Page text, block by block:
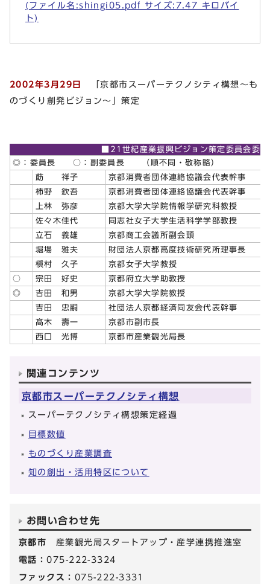
(ファイル名:shingi05.pdf サイズ:7.47 キロバイ
ト)
2002年3月29日
「京都市スーパーテクノシティ構想～も
のづくり創発ビジョン～」策定
■21世紀産業振興ビジョン策定委員会委
◎：委員長 ○：副委員長 （順不同・敬称略）
莇 祥子
京都消費者団体連絡協議会代表幹事
柿野 欽吾
京都消費者団体連絡協議会代表幹事
上林 弥彦
京都大学大学院情報学研究科教授
佐々木佳代
同志社女子大学生活科学学部教授
立石 義雄
京都商工会議所副会頭
堀場 雅夫
財団法人京都高度技術研究所理事長
槇村 久子
京都女子大学教授
○
宗田 好史
京都府立大学助教授
◎
吉田 和男
京都大学大学院教授
吉田 忠嗣
社団法人京都経済同友会代表幹事
髙木 壽一
京都市副市長
西口 光博
京都市産業観光局長
関連コンテンツ
京都市スーパーテクノシティ構想
スーパーテクノシティ構想策定経過
目標数値
ものづくり産業調査
知の創出・活用特区について
お問い合わせ先
京都市 産業観光局スタートアップ・産学連携推進室
電話：075-222-3324
ファックス： 075-222-3331